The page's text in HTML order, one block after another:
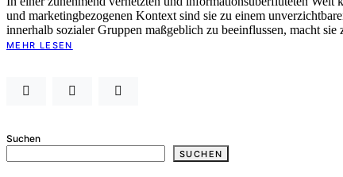
und marketingbezogenen Kontext sind sie zu einem
innerhalb sozialer Gruppen maßgeblich zu beeinflussen, macht
MEHR LESEN
Suchen
SUCHEN